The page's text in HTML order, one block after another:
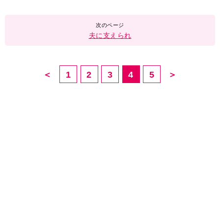
夫に支えられ
＜ 1 2 3 4 5 ＞